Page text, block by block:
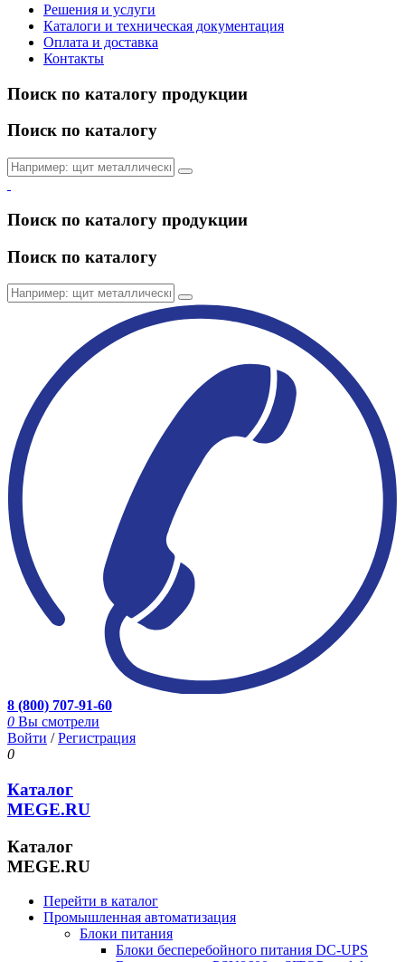
Решения и услуги
Каталоги и техническая документация
Оплата и доставка
Контакты
Поиск по каталогу продукции
Поиск по каталогу
Поиск по каталогу продукции
Поиск по каталогу
8 (800) 707-91-60
0 Вы смотрели
Войти /Регистрация
0
Каталог
MEGE.RU
Каталог
MEGE.RU
Перейти в каталог
Промышленная автоматизация
Блоки питания
Блоки бесперебойного питания DC-UPS